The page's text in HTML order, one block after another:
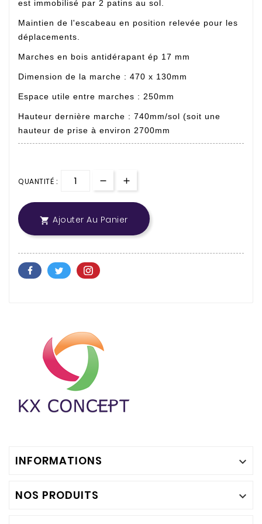
est immobilisé par 2 patins au sol.
Maintien de l'escabeau en position relevée pour les
déplacements.
Marches en bois antidérapant ép 17 mm
Dimension de la marche : 470 x 130mm
Espace utile entre marches : 250mm
Hauteur dernière marche : 740mm/sol (soit une
hauteur de prise à environ 2700mm
QUANTITÉ :
 Ajouter Au Panier
INFORMATIONS 
NOS PRODUITS 